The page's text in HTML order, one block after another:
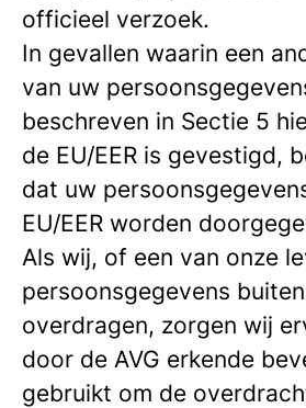
officieel verzoek.
In gevallen waarin een
van uw
beschreven in Sectie 5
de EU/EER is gevestigd,
dat uw
EU/EER worden
Als wij, of een van onze
persoonsgegevens buiten
overdragen, zorgen wij
door de AVG erkende
gebruikt om de